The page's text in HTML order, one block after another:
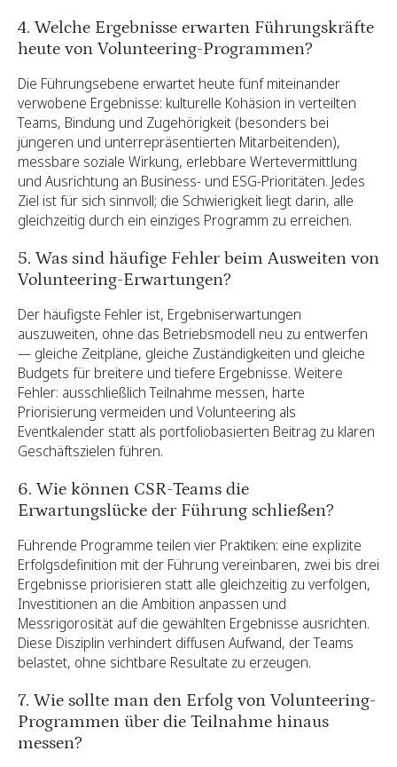
4. Welche Ergebnisse erwarten Führungskräfte
heute von Volunteering-Programmen?
Die Führungsebene erwartet heute fünf miteinander
verwobene Ergebnisse: kulturelle Kohäsion in verteilten
Teams, Bindung und Zugehörigkeit (besonders bei
jüngeren und unterrepräsentierten Mitarbeitenden),
messbare soziale Wirkung, erlebbare Wertevermittlung
und Ausrichtung an Business- und ESG-Prioritäten. Jedes
Ziel ist für sich sinnvoll; die Schwierigkeit liegt darin, alle
gleichzeitig durch ein einziges Programm zu erreichen.
5. Was sind häufige Fehler beim Ausweiten von
Volunteering-Erwartungen?
Der häufigste Fehler ist, Ergebniserwartungen
auszuweiten, ohne das Betriebsmodell neu zu entwerfen
— gleiche Zeitpläne, gleiche Zuständigkeiten und gleiche
Budgets für breitere und tiefere Ergebnisse. Weitere
Fehler: ausschließlich Teilnahme messen, harte
Priorisierung vermeiden und Volunteering als
Eventkalender statt als portfoliobasierten Beitrag zu klaren
Geschäftszielen führen.
6. Wie können CSR-Teams die
Erwartungslücke der Führung schließen?
Führende Programme teilen vier Praktiken: eine explizite
Erfolgsdefinition mit der Führung vereinbaren, zwei bis drei
Ergebnisse priorisieren statt alle gleichzeitig zu verfolgen,
Investitionen an die Ambition anpassen und
Messrigorosität auf die gewählten Ergebnisse ausrichten.
Diese Disziplin verhindert diffusen Aufwand, der Teams
belastet, ohne sichtbare Resultate zu erzeugen.
7. Wie sollte man den Erfolg von Volunteering-
Programmen über die Teilnahme hinaus
messen?